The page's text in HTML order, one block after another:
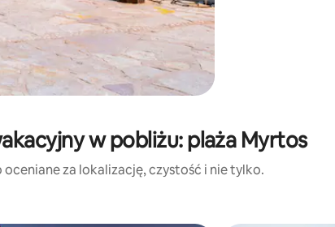
w pobliżu: plaża Myrtos
za lokalizację, czystość i nie tylko.